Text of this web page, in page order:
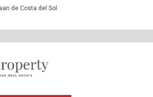
de Costa del Sol